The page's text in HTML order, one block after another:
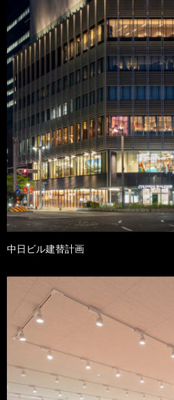
中日ビル建替計画